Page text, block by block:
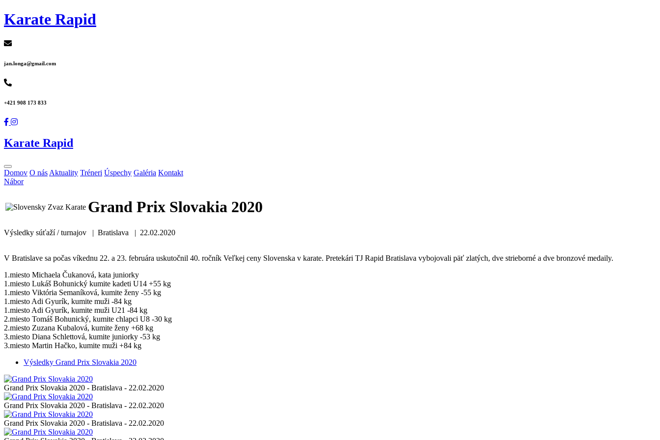
Karate Rapid
jan.longa@gmail.com
+421 908 173 833
Karate Rapid
Domov O nás Aktuality Tréneri Úspechy Galéria Kontakt
Nábor
Grand Prix Slovakia 2020
Výsledky súťaží / turnajov | Bratislava | 22.02.2020
V Bratislave sa počas víkednu 22. a 23. februára uskutočnil 40. ročník Veľkej ceny Slovenska v karate. Pretekári TJ Rapid Bratislava vybojovali päť zlatých, dve strieborné a dve bronzové medaily.
1.miesto Michaela Čukanová, kata juniorky
1.miesto Lukáš Bohunický kumite kadeti U14 +55 kg
1.miesto Viktória Semaníková, kumite ženy -55 kg
1.miesto Adi Gyurík, kumite muži -84 kg
1.miesto Adi Gyurík, kumite muži U21 -84 kg
2.miesto Tomáš Bohunický, kumite chlapci U8 -30 kg
2.miesto Zuzana Kubalová, kumite ženy +68 kg
3.miesto Diana Schlettová, kumite juniorky -53 kg
3.miesto Martin Hačko, kumite muži +84 kg
Výsledky Grand Prix Slovakia 2020
Grand Prix Slovakia 2020 - Bratislava - 22.02.2020
Grand Prix Slovakia 2020 - Bratislava - 22.02.2020
Grand Prix Slovakia 2020 - Bratislava - 22.02.2020